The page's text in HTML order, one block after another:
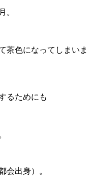
。
茶色になってしまいま
るためにも
会出身）。